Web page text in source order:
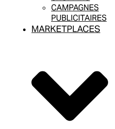
CAMPAGNES
PUBLICITAIRES
MARKETPLACES